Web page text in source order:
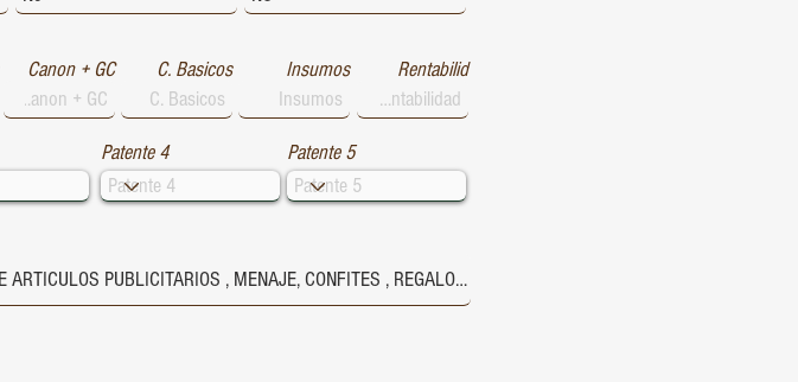
Canon + GC C. Basicos Insumos Rentabilid
Patente 4 Patente 5